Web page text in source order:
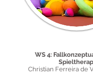
WS 4:
Christian Ferreira de